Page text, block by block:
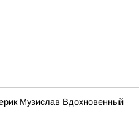
Музислав Вдохновенный